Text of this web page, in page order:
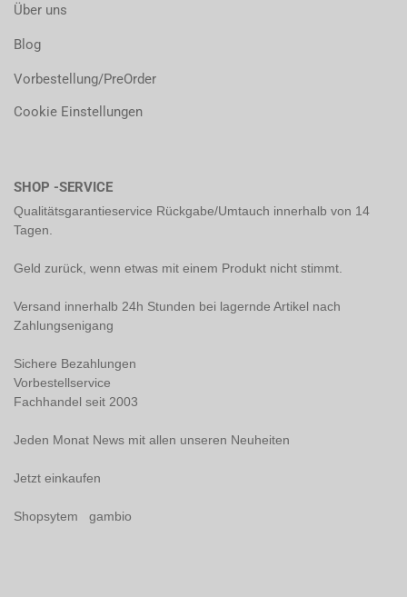
Über uns
Blog
Vorbestellung/PreOrder
Cookie Einstellungen
SHOP -SERVICE
Qualitätsgarantieservice Rückgabe/Umtauch innerhalb von 14
Tagen.
Geld zurück, wenn etwas mit einem Produkt nicht stimmt.
Versand innerhalb 24h Stunden bei lagernde Artikel nach
Zahlungsenigang
Sichere Bezahlungen
Vorbestellservice
Fachhandel seit 2003
Jeden Monat News mit allen unseren Neuheiten
Jetzt einkaufen
Shopsytem gambio